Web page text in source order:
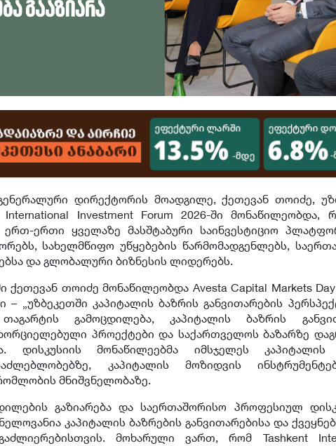
დირექტორის მოადგილე, ქეთევან თოიძე,
Investment Forum 2026-ში მონაწილეობდა,
ერთი ყველაზე მასშტაბური საინვესტიციო
სახელმწიფო უწყებების წარმომადგენლებს,
და გლობალური ბიზნესის ლიდერებს.
თოიძე მონაწილეობდა Avesta Capital Markets Day
– „უზბეკეთში კაპიტალის ბაზრის განვითარების
გამოცდილება, კაპიტალის ბაზრის
პროექტები და საქართველოს ბაზარზე
დისკუსიის მონაწილეებმა იმსჯელეს კაპიტალის
კაპიტალის მოზიდვის
მნიშვნელობაზე.
გაზიარება და საერთაშორისო პროფესიულ
კაპიტალის ბაზრების განვითარებისა და
მოხარული ვართ, რომ Tashkent